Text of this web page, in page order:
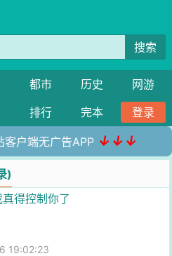
搜索
都市 历史
网游
排行 完本 登录
客户端无广告APP ↓↓↓
)
得控制你了
19:02:23